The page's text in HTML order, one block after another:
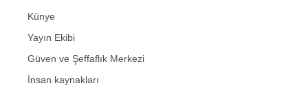
Künye
Yayın Ekibi
Güven ve Şeffaflık Merkezi
İnsan kaynakları